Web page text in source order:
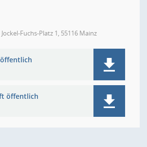
Fuchs-Platz 1, 55116 Mainz
öffentlich